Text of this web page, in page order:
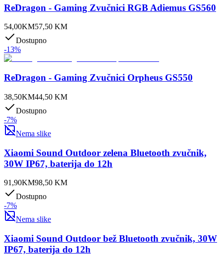
ReDragon - Gaming Zvučnici RGB Adiemus GS560
54,00KM57,50 KM
Dostupno
-13%
ReDragon - Gaming Zvučnici Orpheus GS550
38,50KM44,50 KM
Dostupno
-7%
Nema slike
Xiaomi Sound Outdoor zelena Bluetooth zvučnik,
30W IP67, baterija do 12h
91,90KM98,50 KM
Dostupno
-7%
Nema slike
Xiaomi Sound Outdoor bež Bluetooth zvučnik, 30W
IP67, baterija do 12h